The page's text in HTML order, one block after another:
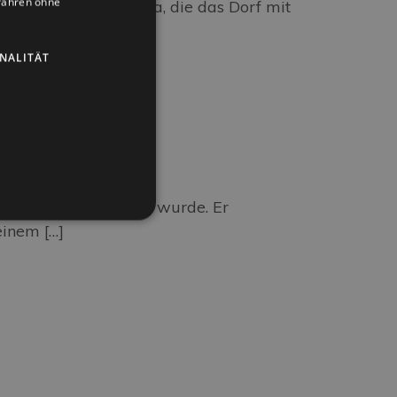
unter den Malatesta, die das Dorf mit
an […]
konzipiert wurde. Er
[…]